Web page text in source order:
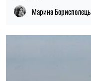
Марина Борисполець